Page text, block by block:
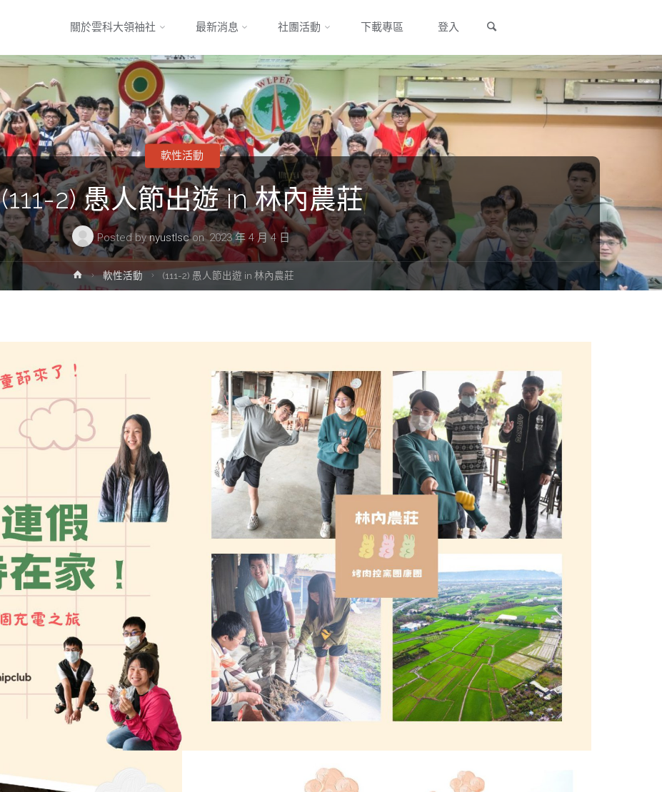
to
content
關於雲科大領袖社 最新消息 社團活動 下載專區 登入
(111-2) 愚人節出遊 in 林內農莊
Posted by nyustlsc on 2023 年 4 月 4 日
軟性活動
Home軟性活動 (111-2) 愚人節出遊 in 林內農莊